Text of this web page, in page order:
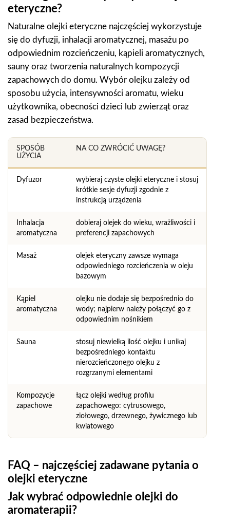
eteryczne?
Naturalne olejki eteryczne najczęściej wykorzystuje
się do dyfuzji, inhalacji aromatycznej, masażu po
odpowiednim rozcieńczeniu, kąpieli aromatycznych,
sauny oraz tworzenia naturalnych kompozycji
zapachowych do domu. Wybór olejku zależy od
sposobu użycia, intensywności aromatu, wieku
użytkownika, obecności dzieci lub zwierząt oraz
zasad bezpieczeństwa.
SPOSÓB
UŻYCIA
NA CO ZWRÓCIĆ UWAGĘ?
Dyfuzor
wybieraj czyste olejki eteryczne i stosuj
krótkie sesje dyfuzji zgodnie z
instrukcją urządzenia
Inhalacja
aromatyczna
dobieraj olejek do wieku, wrażliwości i
preferencji zapachowych
Masaż
olejek eteryczny zawsze wymaga
odpowiedniego rozcieńczenia w oleju
bazowym
Kąpiel
aromatyczna
olejku nie dodaje się bezpośrednio do
wody; najpierw należy połączyć go z
odpowiednim nośnikiem
Sauna
stosuj niewielką ilość olejku i unikaj
bezpośredniego kontaktu
nierozcieńczonego olejku z
rozgrzanymi elementami
Kompozycje
zapachowe
łącz olejki według profilu
zapachowego: cytrusowego,
ziołowego, drzewnego, żywicznego lub
kwiatowego
FAQ – najczęściej zadawane pytania o
olejki eteryczne
Jak wybrać odpowiednie olejki do
aromaterapii?